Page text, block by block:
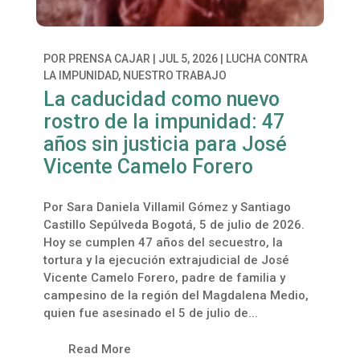
POR PRENSA CAJAR JUL 5, 2026|
LUCHA CONTRA
LA IMPUNIDAD, NUESTRO TRABAJO
La caducidad como nuevo
rostro de la impunidad: 47
años sin justicia para José
Vicente Camelo Forero
Por Sara Daniela Villamil Gómez y Santiago
Castillo Sepúlveda Bogotá, 5 de julio de 2026.
Hoy se cumplen 47 años del secuestro, la
tortura y la ejecución extrajudicial de José
Vicente Camelo Forero, padre de familia y
campesino de la región del Magdalena Medio,
quien fue asesinado el 5 de julio de...
Read More